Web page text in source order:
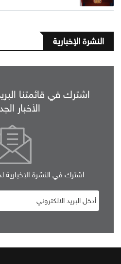
النشرة الإخبارية
اشترك في قائمتنا
الأخبار
اشترك في النشرة الإخبارية